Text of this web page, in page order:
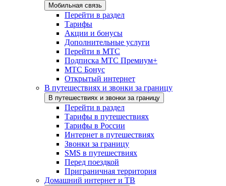
Мобильная связь
Перейти в раздел
Тарифы
Акции и бонусы
Дополнительные услуги
Перейти в МТС
Подписка МТС Премиум+
МТС Бонус
Открытый интернет
В путешествиях и звонки за границу
В путешествиях и звонки за границу
Перейти в раздел
Тарифы в путешествиях
Тарифы в России
Интернет в путешествиях
Звонки за границу
SMS в путешествиях
Перед поездкой
Приграничная территория
Домашний интернет и ТВ